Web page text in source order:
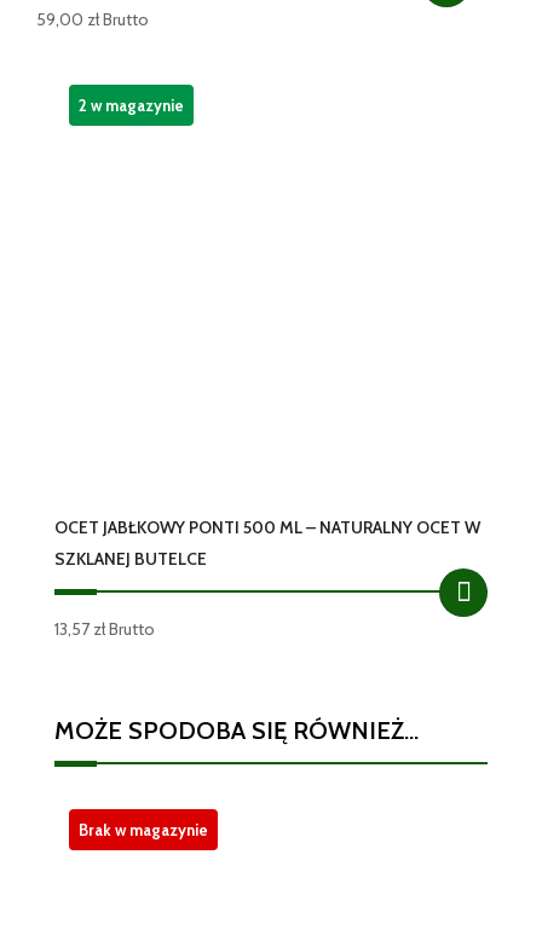
59,00 złBrutto
OCET JABŁKOWY PONTI 500 ML – NATURALNY OCET W
SZKLANEJ BUTELCE
13,57 złBrutto
2 w magazynie
MOŻE SPODOBA SIĘ RÓWNIEŻ…
Brak w magazynie